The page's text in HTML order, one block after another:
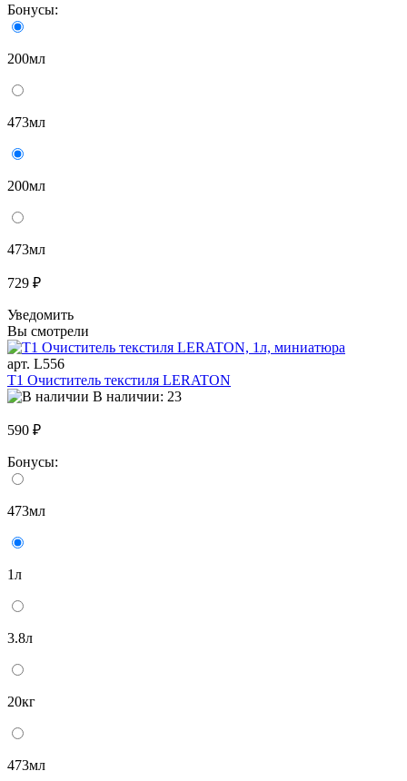
Бонусы:
200мл
473мл
200мл
473мл
729 ₽
Уведомить
Вы смотрели
арт. L556
T1 Очиститель текстиля LERATON
В наличии: 23
590 ₽
Бонусы:
473мл
1л
3.8л
20кг
473мл